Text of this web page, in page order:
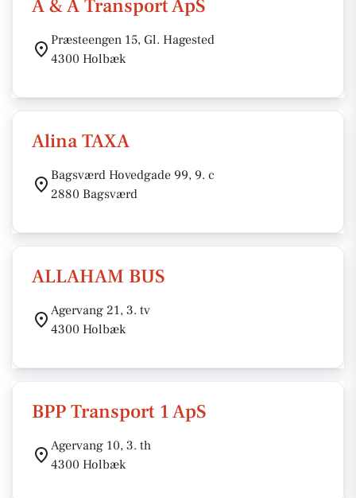
A & A Transport ApS
Præsteengen 15, Gl. Hagested
4300 Holbæk
Alina TAXA
Bagsværd Hovedgade 99, 9. c
2880 Bagsværd
ALLAHAM BUS
Agervang 21, 3. tv
4300 Holbæk
BPP Transport 1 ApS
Agervang 10, 3. th
4300 Holbæk